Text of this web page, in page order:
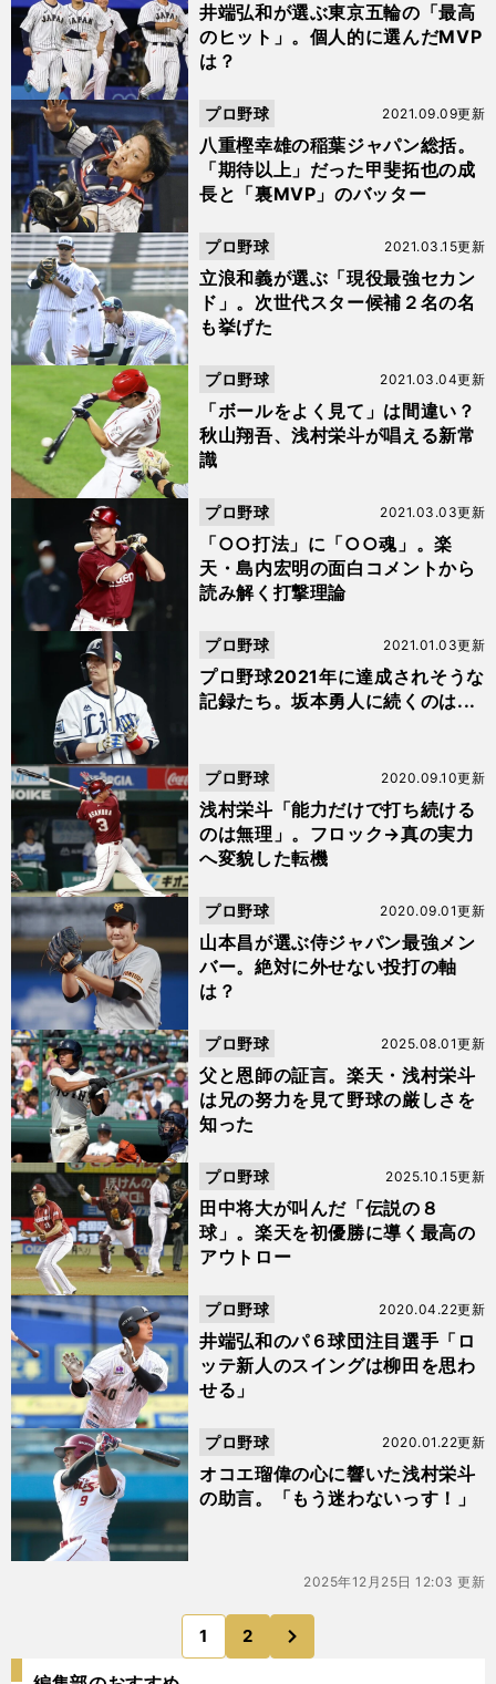
井端弘和が選ぶ東京五輪の「最高
のヒット」。個人的に選んだMVP
は？
八重樫幸雄の稲葉ジャパン総括。
「期待以上」だった甲斐拓也の成
長と「裏MVP」のバッター
2021.09.09更新
プロ野球
立浪和義が選ぶ「現役最強セカン
ド」。次世代スター候補２名の名
も挙げた
2021.03.15更新
プロ野球
「ボールをよく見て」は間違い？
秋山翔吾、浅村栄斗が唱える新常
識
2021.03.04更新
プロ野球
「○○打法」に「○○魂」。楽
天・島内宏明の面白コメントから
読み解く打撃理論
2021.03.03更新
プロ野球
プロ野球2021年に達成されそうな
記録たち。坂本勇人に続くのは...
2021.01.03更新
プロ野球
浅村栄斗「能力だけで打ち続ける
のは無理」。フロック→真の実力
へ変貌した転機
2020.09.10更新
プロ野球
山本昌が選ぶ侍ジャパン最強メン
バー。絶対に外せない投打の軸
は？
2020.09.01更新
プロ野球
父と恩師の証言。楽天・浅村栄斗
は兄の努力を見て野球の厳しさを
知った
2025.08.01更新
プロ野球
田中将大が叫んだ「伝説の８
球」。楽天を初優勝に導く最高の
アウトロー
2025.10.15更新
プロ野球
井端弘和のパ６球団注目選手「ロ
ッテ新人のスイングは柳田を思わ
せる」
2020.04.22更新
プロ野球
オコエ瑠偉の心に響いた浅村栄斗
の助言。「もう迷わないっす！」
2020.01.22更新
プロ野球
2025年12月25日 12:03 更新
1 2